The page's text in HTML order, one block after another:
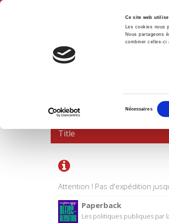
Ce site web
Les cookies nous
Nous partageons
combiner celles-
consentement
Nécessaires
SHOPPING
Attention ! Pas d'expédition
Title
Paperback
Les politiques publiques par